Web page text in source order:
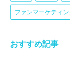
ファンマーケティ
おすすめ記事